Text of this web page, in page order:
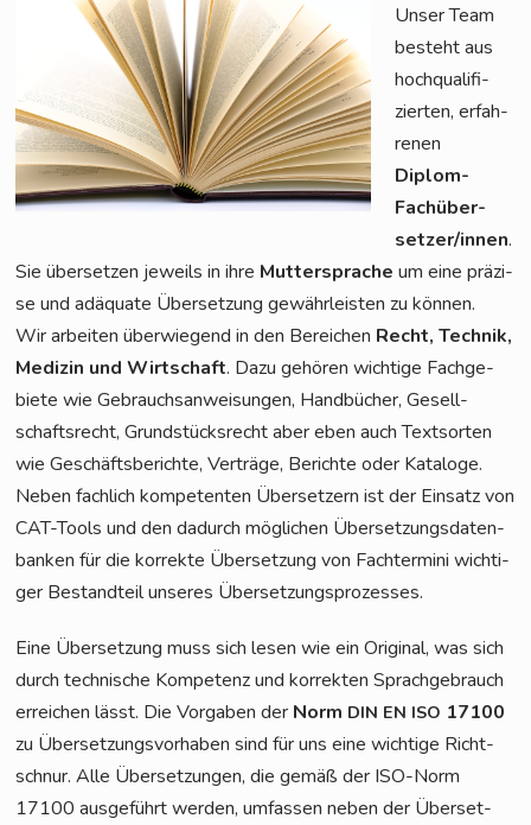
Unser Team
besteht aus
hoch­qua­li­fi­
zier­ten, erfah­
re­nen
Diplom-
Fach­über­
set­zer/in­nen.
Sie über­set­zen jeweils in ihre Mut­ter­spra­che um eine prä­zi­
se und adäqua­te Über­set­zung gewähr­leis­ten zu können.
Wir arbei­ten über­wie­gend in den Berei­chen Recht, Tech­nik,
Medi­zin und Wirt­schaft. Dazu gehö­ren wich­ti­ge Fach­ge­
bie­te wie Gebrauchs­an­wei­sun­gen, Hand­bü­cher, Gesell­
schafts­recht, Grund­stücks­recht aber eben auch Text­sor­ten
wie Geschäfts­be­rich­te, Ver­trä­ge, Berich­te oder Kata­lo­ge.
Neben fach­lich kom­pe­ten­ten Über­set­zern ist der Ein­satz von
CAT-Tools und den dadurch mög­li­chen Über­set­zungs­da­ten­
ban­ken für die kor­rek­te Über­set­zung von Fach­ter­mi­ni wich­ti­
ger Bestand­teil unse­res Übersetzungsprozesses.
Eine Über­set­zung muss sich lesen wie ein Ori­gi­nal, was sich
durch tech­ni­sche Kom­pe­tenz und kor­rek­ten Sprach­ge­brauch
errei­chen lässt. Die Vor­ga­ben der Norm DIN EN ISO 17100
zu Über­set­zungs­vor­ha­ben sind für uns eine wich­ti­ge Richt­
schnur. Alle Über­set­zun­gen, die gemäß der ISO-Norm
17100 aus­ge­führt wer­den, umfas­sen neben der Über­set­